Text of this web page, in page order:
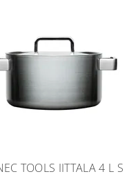
TOOLS IITTALA 4 L S